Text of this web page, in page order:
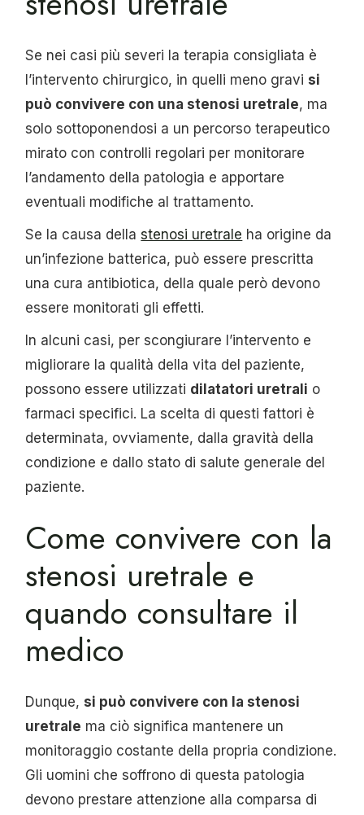
Se nei casi più severi la terapia consigliata è
l’intervento chirurgico, in quelli meno gravi si
può convivere con una stenosi uretrale, ma
solo sottoponendosi a un percorso terapeutico
mirato con controlli regolari per monitorare
l’andamento della patologia e apportare
eventuali modifiche al trattamento.
Se la causa dellastenosi uretrale ha origine da
un’infezione batterica, può essere prescritta
una cura antibiotica, della quale però devono
essere monitorati gli effetti.
In alcuni casi, per scongiurare l’intervento e
migliorare la qualità della vita del paziente,
possono essere utilizzati dilatatori uretrali o
farmaci specifici. La scelta di questi fattori è
determinata, ovviamente, dalla gravità della
condizione e dallo stato di salute generale del
paziente.
Come convivere con la
stenosi uretrale e
quando consultare il
medico
Dunque, si può convivere con la stenosi
uretrale ma ciò significa mantenere un
monitoraggio costante della propria condizione.
Gli uomini che soffrono di questa patologia
devono prestare attenzione alla comparsa di